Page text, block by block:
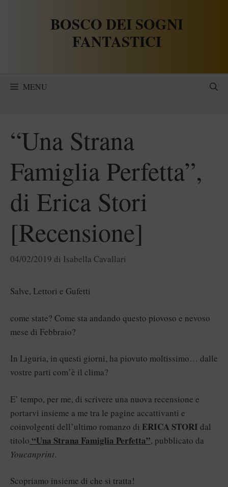
BOSCO DEI SOGNI
FANTASTICI
MENU
“Una Strana
Famiglia Perfetta”,
di Erica Stori
[Recensione]
04/02/2019 di Isabella Cavallari
Salve, Lettori e Gufetti
come state? Come sta andando questo piovoso e nevoso
mese di Febbraio?
In Liguria, in questi giorni, ha piovuto moltissimo… dalle
vostre parti com’è il clima?
E’ tempo, per me, di scrivere una nuova recensione e
portarvi insieme a me tra le pagine accattivanti e
coinvolgenti dell’ultimo romanzo di ERICA STORI dal
titolo “Una Strana Famiglia Perfetta”, pubblicato da
Youcanprint.
Scopriamo insieme di che si tratta!